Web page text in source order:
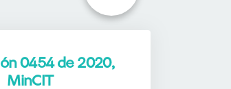
0454 de 2020,
MinCIT